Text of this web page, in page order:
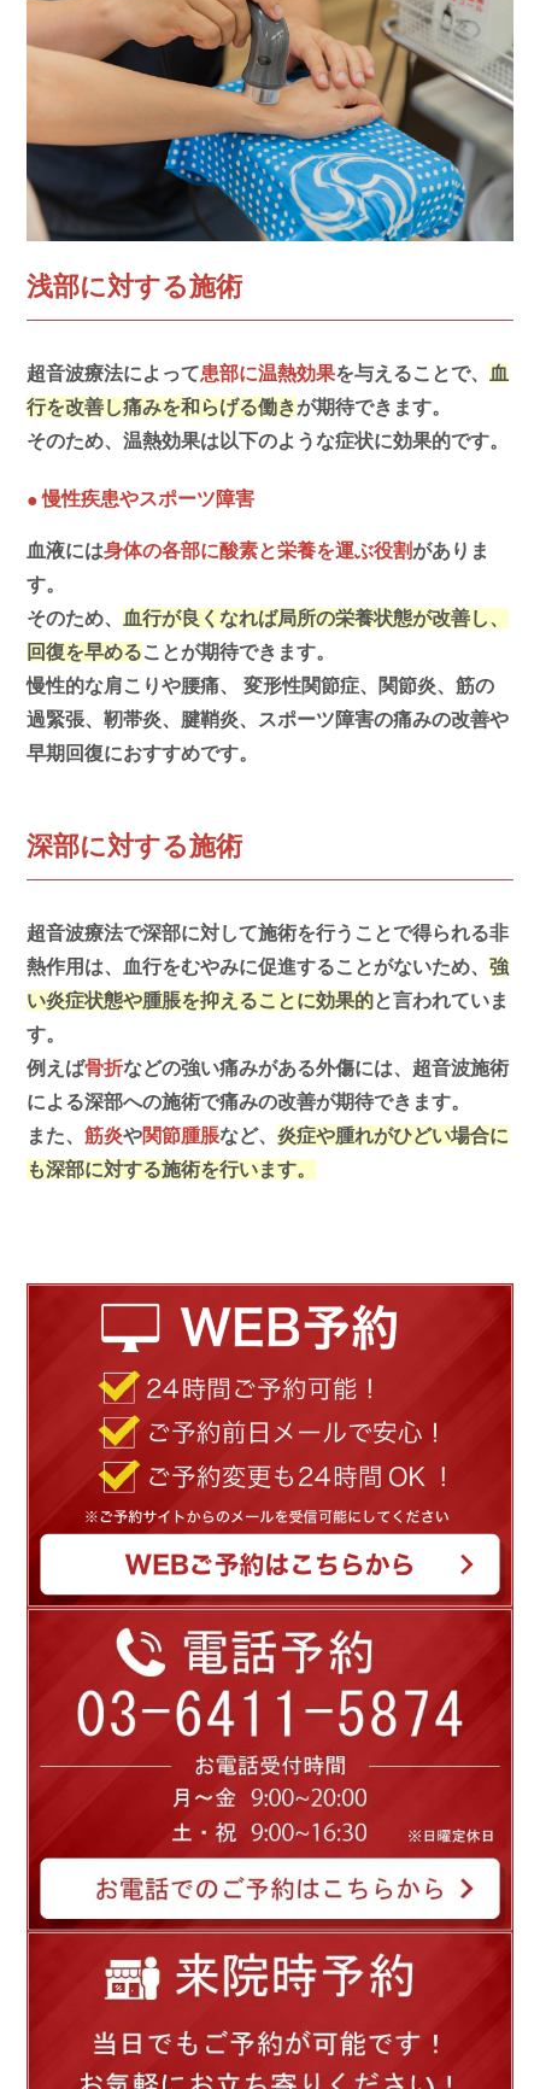
浅部に対する施術
超音波療法によって患部に温熱効果を与えることで、血
行を改善し痛みを和らげる働きが期待できます。
そのため、温熱効果は以下のような症状に効果的です。
● 慢性疾患やスポーツ障害
血液には身体の各部に酸素と栄養を運ぶ役割がありま
す。
そのため、血行が良くなれば局所の栄養状態が改善し、
回復を早めることが期待できます。
慢性的な肩こりや腰痛、 変形性関節症、関節炎、筋の
過緊張、靭帯炎、腱鞘炎、スポーツ障害の痛みの改善や
早期回復におすすめです。
深部に対する施術
超音波療法で深部に対して施術を行うことで得られる非
熱作用は、血行をむやみに促進することがないため、強
い炎症状態や腫脹を抑えることに効果的と言われていま
す。
例えば骨折などの強い痛みがある外傷には、超音波施術
による深部への施術で痛みの改善が期待できます。
また、筋炎や関節腫脹など、炎症や腫れがひどい場合に
も深部に対する施術を行います。